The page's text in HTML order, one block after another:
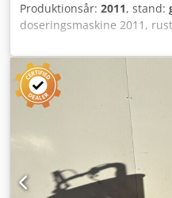
Produktionsår: 2011, stand:
doseringsmaskine 2011,
tre stempler, med 12-
roterende afskæringsventil,
Dcsdpjr E Dllofx Acpjk